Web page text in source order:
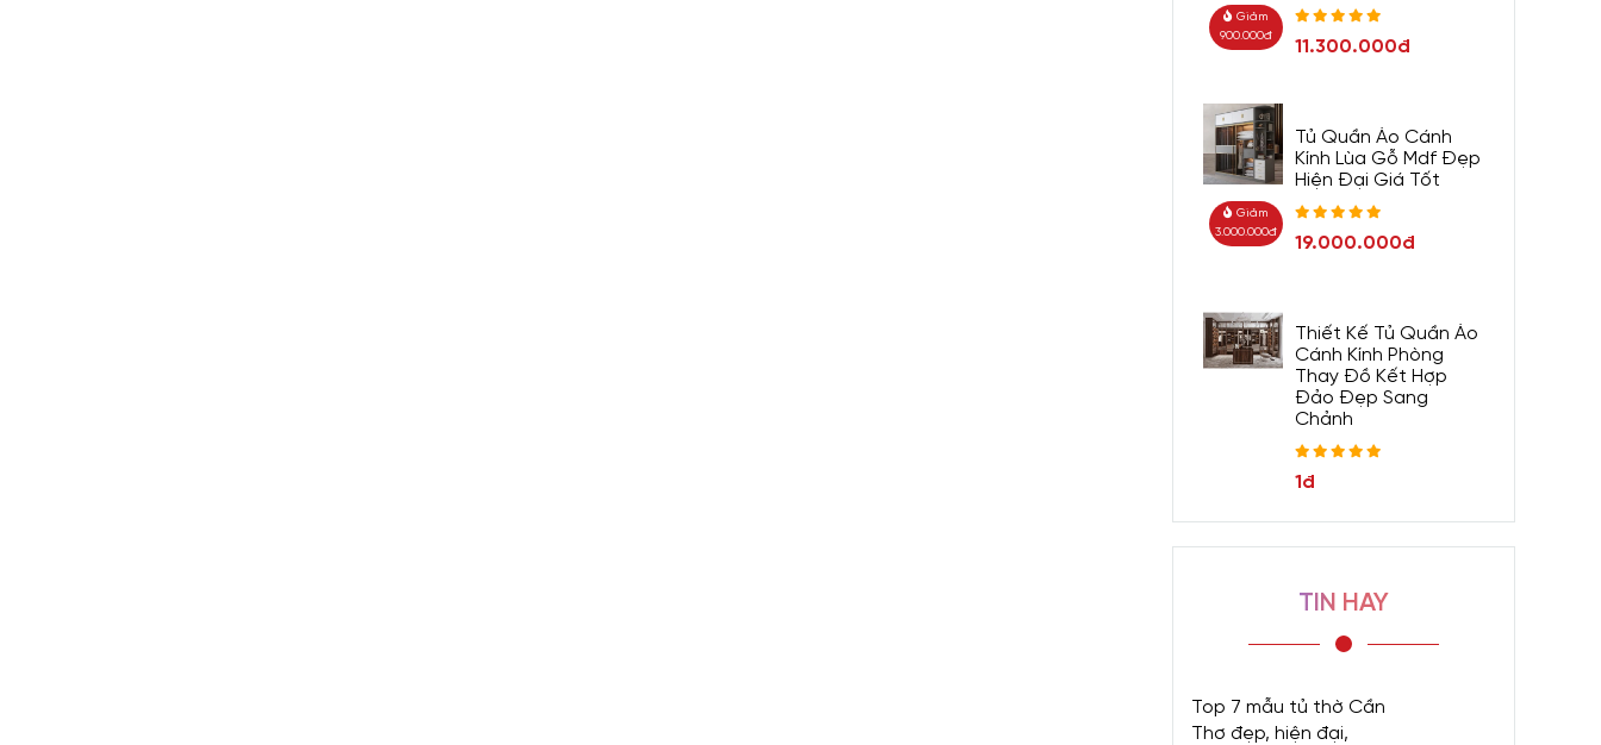
Giảm
900.000đ
11.300.000đ
Giảm
3.000.000đ
Tủ Quần Áo Cánh
Kính Lùa Gỗ Mdf Đẹp
Hiện Đại Giá Tốt
19.000.000đ
Thiết Kế Tủ Quần Áo
Cánh Kính Phòng
Thay Đồ Kết Hợp
Đảo Đẹp Sang
Chảnh
1đ
TIN HAY
Top 7 mẫu tủ thờ Cần
Thơ đẹp, hiện đại,